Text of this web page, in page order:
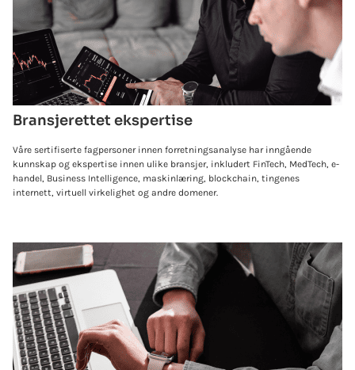
Bransjerettet ekspertise
Våre sertifiserte fagpersoner innen forretningsanalyse har inngående
kunnskap og ekspertise innen ulike bransjer, inkludert FinTech, MedTech, e-
handel, Business Intelligence, maskinlæring, blockchain, tingenes
internett, virtuell virkelighet og andre domener.